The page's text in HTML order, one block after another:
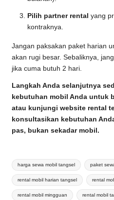
Pilih partner rental yang
kontraknya.
Jangan paksakan paket harian
akan rugi besar. Sebaliknya,
jika cuma butuh 2 hari.
Langkah Anda selanjutnya
kebutuhan mobil Anda untuk
atau kunjungi website rental
konsultasikan kebutuhan
pas, bukan sekadar mobil.
Tags:
harga sewa mobil tangsel paket
rental mobil harian tangsel rental
rental mobil mingguan rental mobil